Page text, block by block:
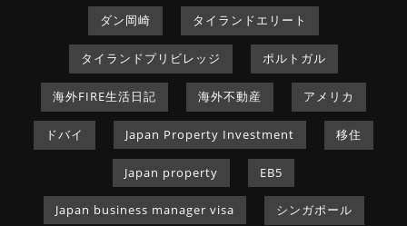
ダン岡崎 タイランドエリート
タイランドプリビレッジ ポルトガル
海外FIRE生活日記 海外不動産 アメリカ
ドバイ Japan Property Investment 移住
Japan property EB5
Japan business manager visa シンガポール